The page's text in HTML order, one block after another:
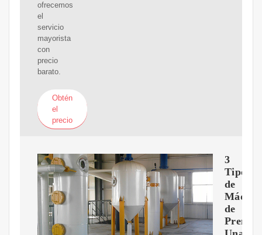
ofrecemos
el
servicio
mayorista
con
precio
barato.
Obtén
el
precio
3
Tipos
de
de
Prensa: